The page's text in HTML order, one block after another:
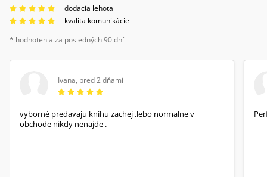
dodacia lehota
kvalita komunikácie
* hodnotenia za posledných 90 dní
Ivana, pred 2 dňami
vyborné predavaju knihu zachej ,lebo normalne v
obchode nikdy nenajde .